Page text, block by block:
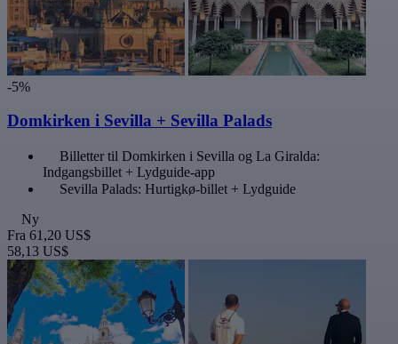
-5%
Domkirken i Sevilla + Sevilla Palads
Billetter til Domkirken i Sevilla og La Giralda:
Indgangsbillet + Lydguide-app
Sevilla Palads: Hurtigkø-billet + Lydguide
Ny
Fra 61,20 US$
58,13 US$